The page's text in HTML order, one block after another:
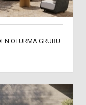
OTURMA GRUBU